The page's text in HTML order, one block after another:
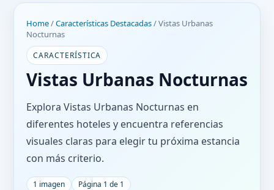
Home/Características Destacadas/Vistas Urbanas
Nocturnas
CARACTERÍSTICA
Vistas Urbanas Nocturnas
Explora Vistas Urbanas Nocturnas en
diferentes hoteles y encuentra referencias
visuales claras para elegir tu próxima estancia
con más criterio.
1 imagen Página 1 de 1